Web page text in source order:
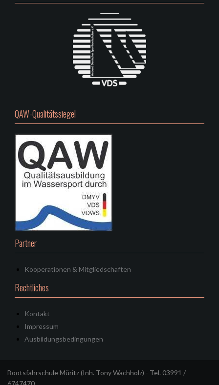
QAW-Qualitätssiegel
Partner
Kooperationen & Mitgliedschaften
Rechtliches
Kontakt
Impressum
Ausbildungsbedingungen
Bootsfahrschule Müritz (Inh. Tony Wachholz) - Tel. 03991 /
6747470